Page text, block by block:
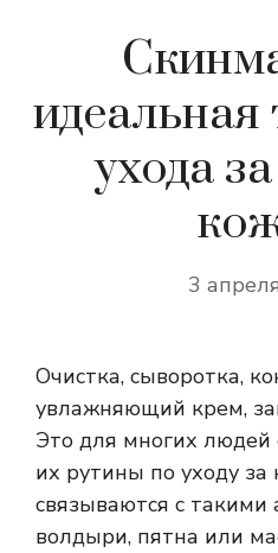
идеальная
ухода
3
Очистка, сыворотка,
увлажняющий крем,
Это для многих
их рутины по уходу
связываются с такими
волдыри, пятна или